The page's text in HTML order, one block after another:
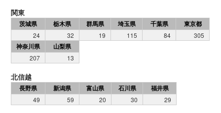
関東
茨城県 栃木県 群馬県 埼玉県 千葉県 東京都
24 32 19 115 84 305
神奈川県 山梨県
207 13
北信越
長野県 新潟県 富山県 石川県 福井県
49 59 20 30 29